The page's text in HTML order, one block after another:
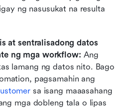
ng nasusukat na resulta
at sentralisadong datos
ng mga workflow: Ang
lamang ng datos nito. Bago
sa isang maaasahang
mga dobleng tala o lipas